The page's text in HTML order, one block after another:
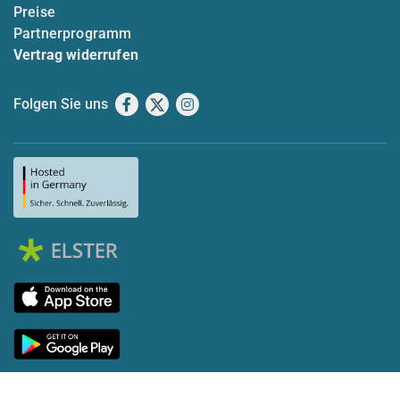
Preise
Partnerprogramm
Vertrag widerrufen
Folgen Sie uns Facebook
X Instagram